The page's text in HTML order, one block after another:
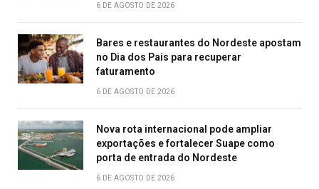
6 DE AGOSTO DE 2026
Bares e restaurantes do Nordeste apostam
no Dia dos Pais para recuperar
faturamento
6 DE AGOSTO DE 2026
Nova rota internacional pode ampliar
exportações e fortalecer Suape como
porta de entrada do Nordeste
6 DE AGOSTO DE 2026